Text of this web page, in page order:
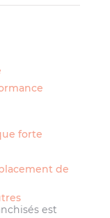
forte
de
est